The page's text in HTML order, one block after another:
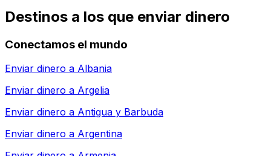
Destinos a los que enviar dinero
Conectamos el mundo
Enviar dinero a Albania
Enviar dinero a Argelia
Enviar dinero a Antigua y Barbuda
Enviar dinero a Argentina